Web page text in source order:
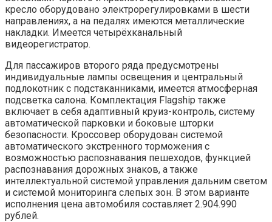
кресло оборудовано электрорегулировками в шести
направлениях, а на педалях имеются металлические
накладки. Имеется четырёхканальный
видеорегистратор.
Для пассажиров второго ряда предусмотрены
индивидуальные лампы освещения и центральный
подлокотник с подстаканниками, имеется атмосферная
подсветка салона. Комплектация Flagship также
включает в себя адаптивный круиз-контроль, систему
автоматической парковки и боковые шторки
безопасности. Кроссовер оборудован системой
автоматического экстренного торможения с
возможностью распознавания пешеходов, функцией
распознавания дорожных знаков, а также
интеллектуальной системой управления дальним светом
и системой мониторинга слепых зон. В этом варианте
исполнения цена автомобиля составляет 2.904.990
рублей.